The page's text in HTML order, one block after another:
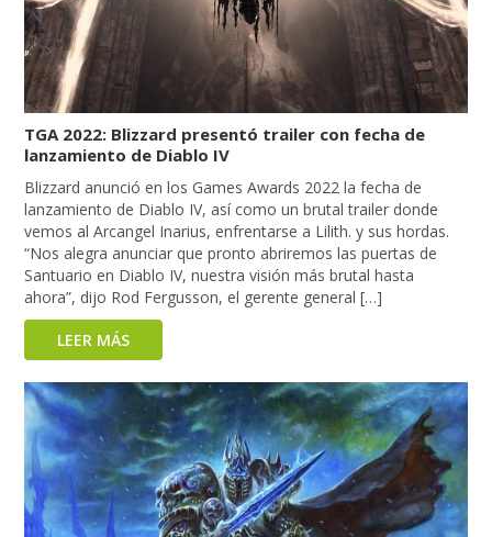
TGA 2022: Blizzard presentó trailer con fecha de
lanzamiento de Diablo IV
Blizzard anunció en los Games Awards 2022 la fecha de
lanzamiento de Diablo IV, así como un brutal trailer donde
vemos al Arcangel Inarius, enfrentarse a Lilith. y sus hordas.
“Nos alegra anunciar que pronto abriremos las puertas de
Santuario en Diablo IV, nuestra visión más brutal hasta
ahora”, dijo Rod Fergusson, el gerente general […]
LEER MÁS